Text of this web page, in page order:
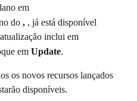
em
do , , já está disponível
inclui em
em Update.
os novos recursos lançados
disponíveis.